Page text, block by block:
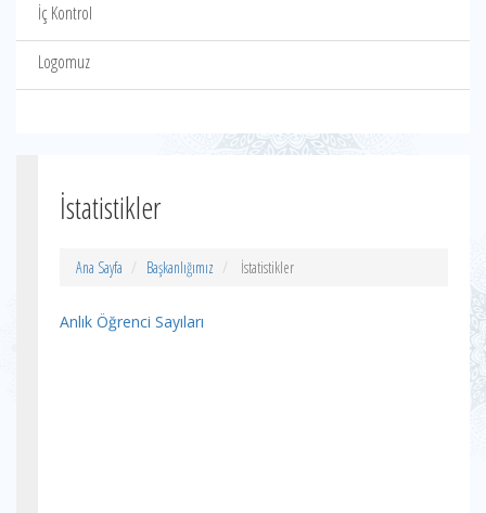
İç Kontrol
Logomuz
İstatistikler
Ana Sayfa Başkanlığımız İstatistikler
Anlık Öğrenci Sayıları